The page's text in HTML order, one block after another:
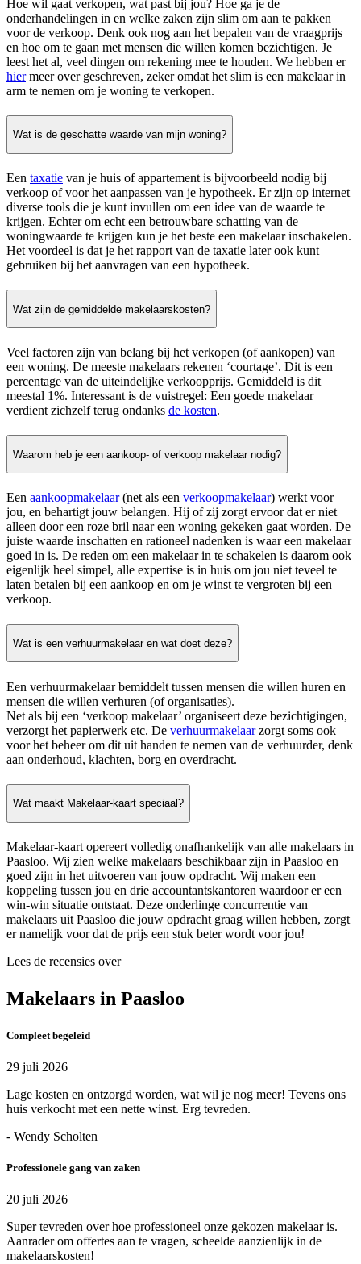
Hoe wil gaat verkopen, wat past bij jou? Hoe ga je de
onderhandelingen in en welke zaken zijn slim om aan te pakken
voor de verkoop. Denk ook nog aan het bepalen van de vraagprijs
en hoe om te gaan met mensen die willen komen bezichtigen. Je
leest het al, veel dingen om rekening mee te houden. We hebben er
hiermeer over geschreven, zeker omdat het slim is een makelaar in
arm te nemen om je woning te verkopen.
Wat is de geschatte waarde van mijn woning?
Een taxatie van je huis of appartement is bijvoorbeeld nodig bij
verkoop of voor het aanpassen van je hypotheek. Er zijn op internet
diverse tools die je kunt invullen om een idee van de waarde te
krijgen. Echter om echt een betrouwbare schatting van de
woningwaarde te krijgen kun je het beste een makelaar inschakelen.
Het voordeel is dat je het rapport van de taxatie later ook kunt
gebruiken bij het aanvragen van een hypotheek.
Wat zijn de gemiddelde makelaarskosten?
Veel factoren zijn van belang bij het verkopen (of aankopen) van
een woning. De meeste makelaars rekenen ‘courtage’. Dit is een
percentage van de uiteindelijke verkoopprijs. Gemiddeld is dit
meestal 1%. Interessant is de vuistregel: Een goede makelaar
verdient zichzelf terug ondanks de kosten.
Waarom heb je een aankoop- of verkoop makelaar nodig?
Een aankoopmakelaar(net als een verkoopmakelaar) werkt voor
jou, en behartigt jouw belangen. Hij of zij zorgt ervoor dat er niet
alleen door een roze bril naar een woning gekeken gaat worden. De
juiste waarde inschatten en rationeel nadenken is waar een makelaar
goed in is. De reden om een makelaar in te schakelen is daarom ook
eigenlijk heel simpel, alle expertise is in huis om jou niet teveel te
laten betalen bij een aankoop en om je winst te vergroten bij een
verkoop.
Wat is een verhuurmakelaar en wat doet deze?
Een verhuurmakelaar bemiddelt tussen mensen die willen huren en
mensen die willen verhuren (of organisaties).
Net als bij een ‘verkoop makelaar’ organiseert deze bezichtigingen,
verzorgt het papierwerk etc. De verhuurmakelaarzorgt soms ook
voor het beheer om dit uit handen te nemen van de verhuurder, denk
aan onderhoud, klachten, borg en overdracht.
Wat maakt Makelaar-kaart speciaal?
Makelaar-kaart opereert volledig onafhankelijk van alle makelaars in
Paasloo. Wij zien welke makelaars beschikbaar zijn in Paasloo en
goed zijn in het uitvoeren van jouw opdracht. Wij maken een
koppeling tussen jou en drie accountantskantoren waardoor er een
win-win situatie ontstaat. Deze onderlinge concurrentie van
makelaars uit Paasloo die jouw opdracht graag willen hebben, zorgt
er namelijk voor dat de prijs een stuk beter wordt voor jou!
Lees de recensies over
Makelaars in Paasloo
Compleet begeleid
29 juli 2026
Lage kosten en ontzorgd worden, wat wil je nog meer! Tevens ons
huis verkocht met een nette winst. Erg tevreden.
- Wendy Scholten
Professionele gang van zaken
20 juli 2026
Super tevreden over hoe professioneel onze gekozen makelaar is.
Aanrader om offertes aan te vragen, scheelde aanzienlijk in de
makelaarskosten!